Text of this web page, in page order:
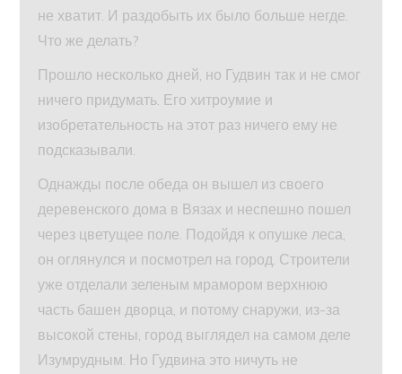
не хватит. И раздобыть их было больше негде.
Что же делать?
Прошло несколько дней, но Гудвин так и не смог
ничего придумать. Его хитроумие и
изобретательность на этот раз ничего ему не
подсказывали.
Однажды после обеда он вышел из своего
деревенского дома в Вязах и неспешно пошел
через цветущее поле. Подойдя к опушке леса,
он оглянулся и посмотрел на город. Строители
уже отделали зеленым мрамором верхнюю
часть башен дворца, и потому снаружи, из-за
высокой стены, город выглядел на самом деле
Изумрудным. Но Гудвина это ничуть не